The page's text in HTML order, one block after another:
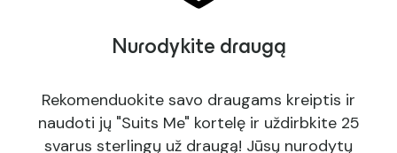
Nurodykite draugą
Rekomenduokite savo draugams kreiptis ir
naudoti jų "Suits Me" kortelę ir uždirbkite 25
svarus sterlingų už draugą! Jūsų nurodytų